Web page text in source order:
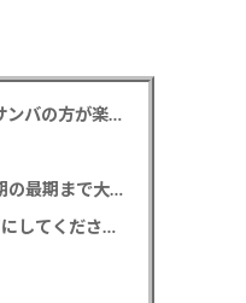
松平健 「ミニオンズ＆モンスターズ」笑福亭鶴瓶、鈴木愛理らと「ミニおんど」披露も「サンバの方が楽」と本音
寿美花代さん死去 息子の高嶋政宏・政伸がコメント「最期まで美しく凛とした表情」「最期の最期まで大女優」「
SixTONES 田中樹 初の単独CM出演でオンとオフを表現、記事の見出しは「“いい男の休日”にしてください」とアピール